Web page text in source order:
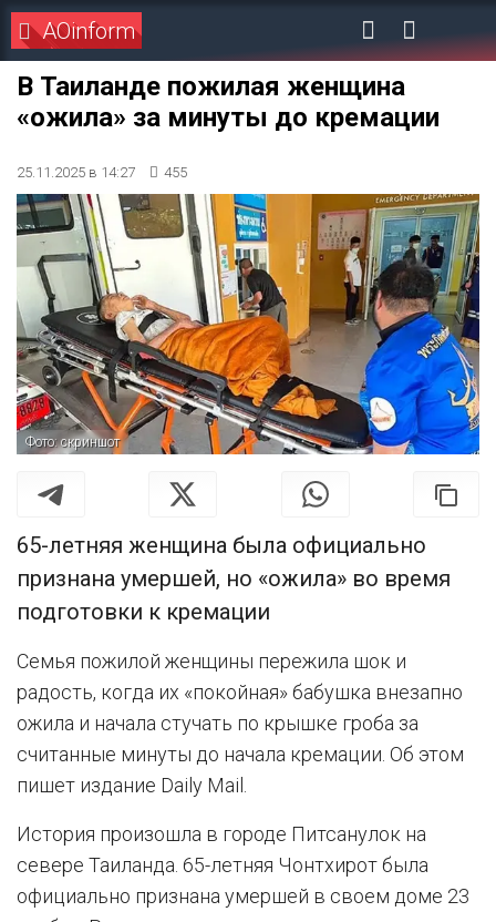
AOinform
В Таиланде пожилая женщина
«ожила» за минуты до кремации
25.11.2025 в 14:27 455
Фото: скриншот
65-летняя женщина была официально
признана умершей, но «ожила» во время
подготовки к кремации
Семья пожилой женщины пережила шок и
радость, когда их «покойная» бабушка внезапно
ожила и начала стучать по крышке гроба за
считанные минуты до начала кремации. Об этом
пишет издание Daily Mail.
История произошла в городе Питсанулок на
севере Таиланда. 65-летняя Чонтхирот была
официально признана умершей в своем доме 23